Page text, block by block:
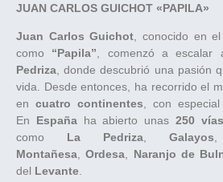
JUAN CARLOS GUICHOT «PAPILA»
Juan Carlos Guichot , conocido en
como “Papila” , comenzó a escalar
Pedriza , donde descubrió una pasión
vida. Desde entonces, ha recorrido el
en cuatro continentes , con
En Españaha abierto unas 250 vías
como La Pedriza Galayos
Montañesa ,Ordesa Naranjo de
del Levante